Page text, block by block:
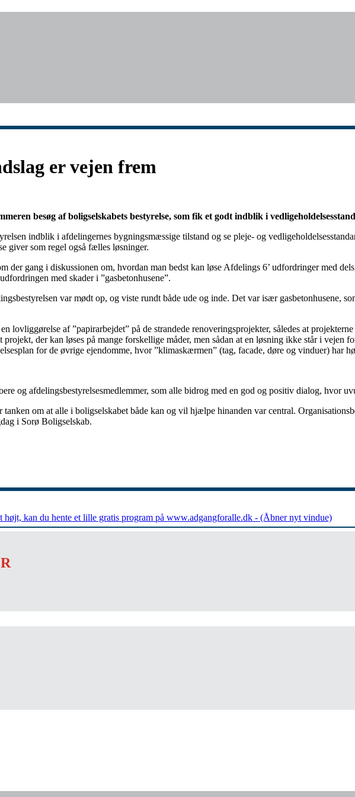
er vejen frem
besøg af boligselskabets bestyrelse, som fik et godt indblik i
indblik i afdelingernes bygningsmæssige tilstand og se pleje- og
giver som regel også fælles løsninger.
der gang i diskussionen om, hvordan man bedst kan løse Afdelings 6’ udfordringer med
med skader i ”gasbetonhusene”.
var mødt op, og viste rundt både ude og inde. Det var især gasbetonhusene,
lovliggørelse af ”papirarbejdet” på de strandede renoveringsprojekter, således at
projekt, der kan løses på mange forskellige måder, men sådan at en løsning ikke står i vejen
for de øvrige ejendomme, hvor ”klimaskærmen” (tag, facade, døre og vinduer) har
og afdelingsbestyrelsesmedlemmer, som alle bidrog med en god og positiv dialog, hvor
tanken om at alle i boligselskabet både kan og vil hjælpe hinanden var central.
i Sorø Boligselskab.